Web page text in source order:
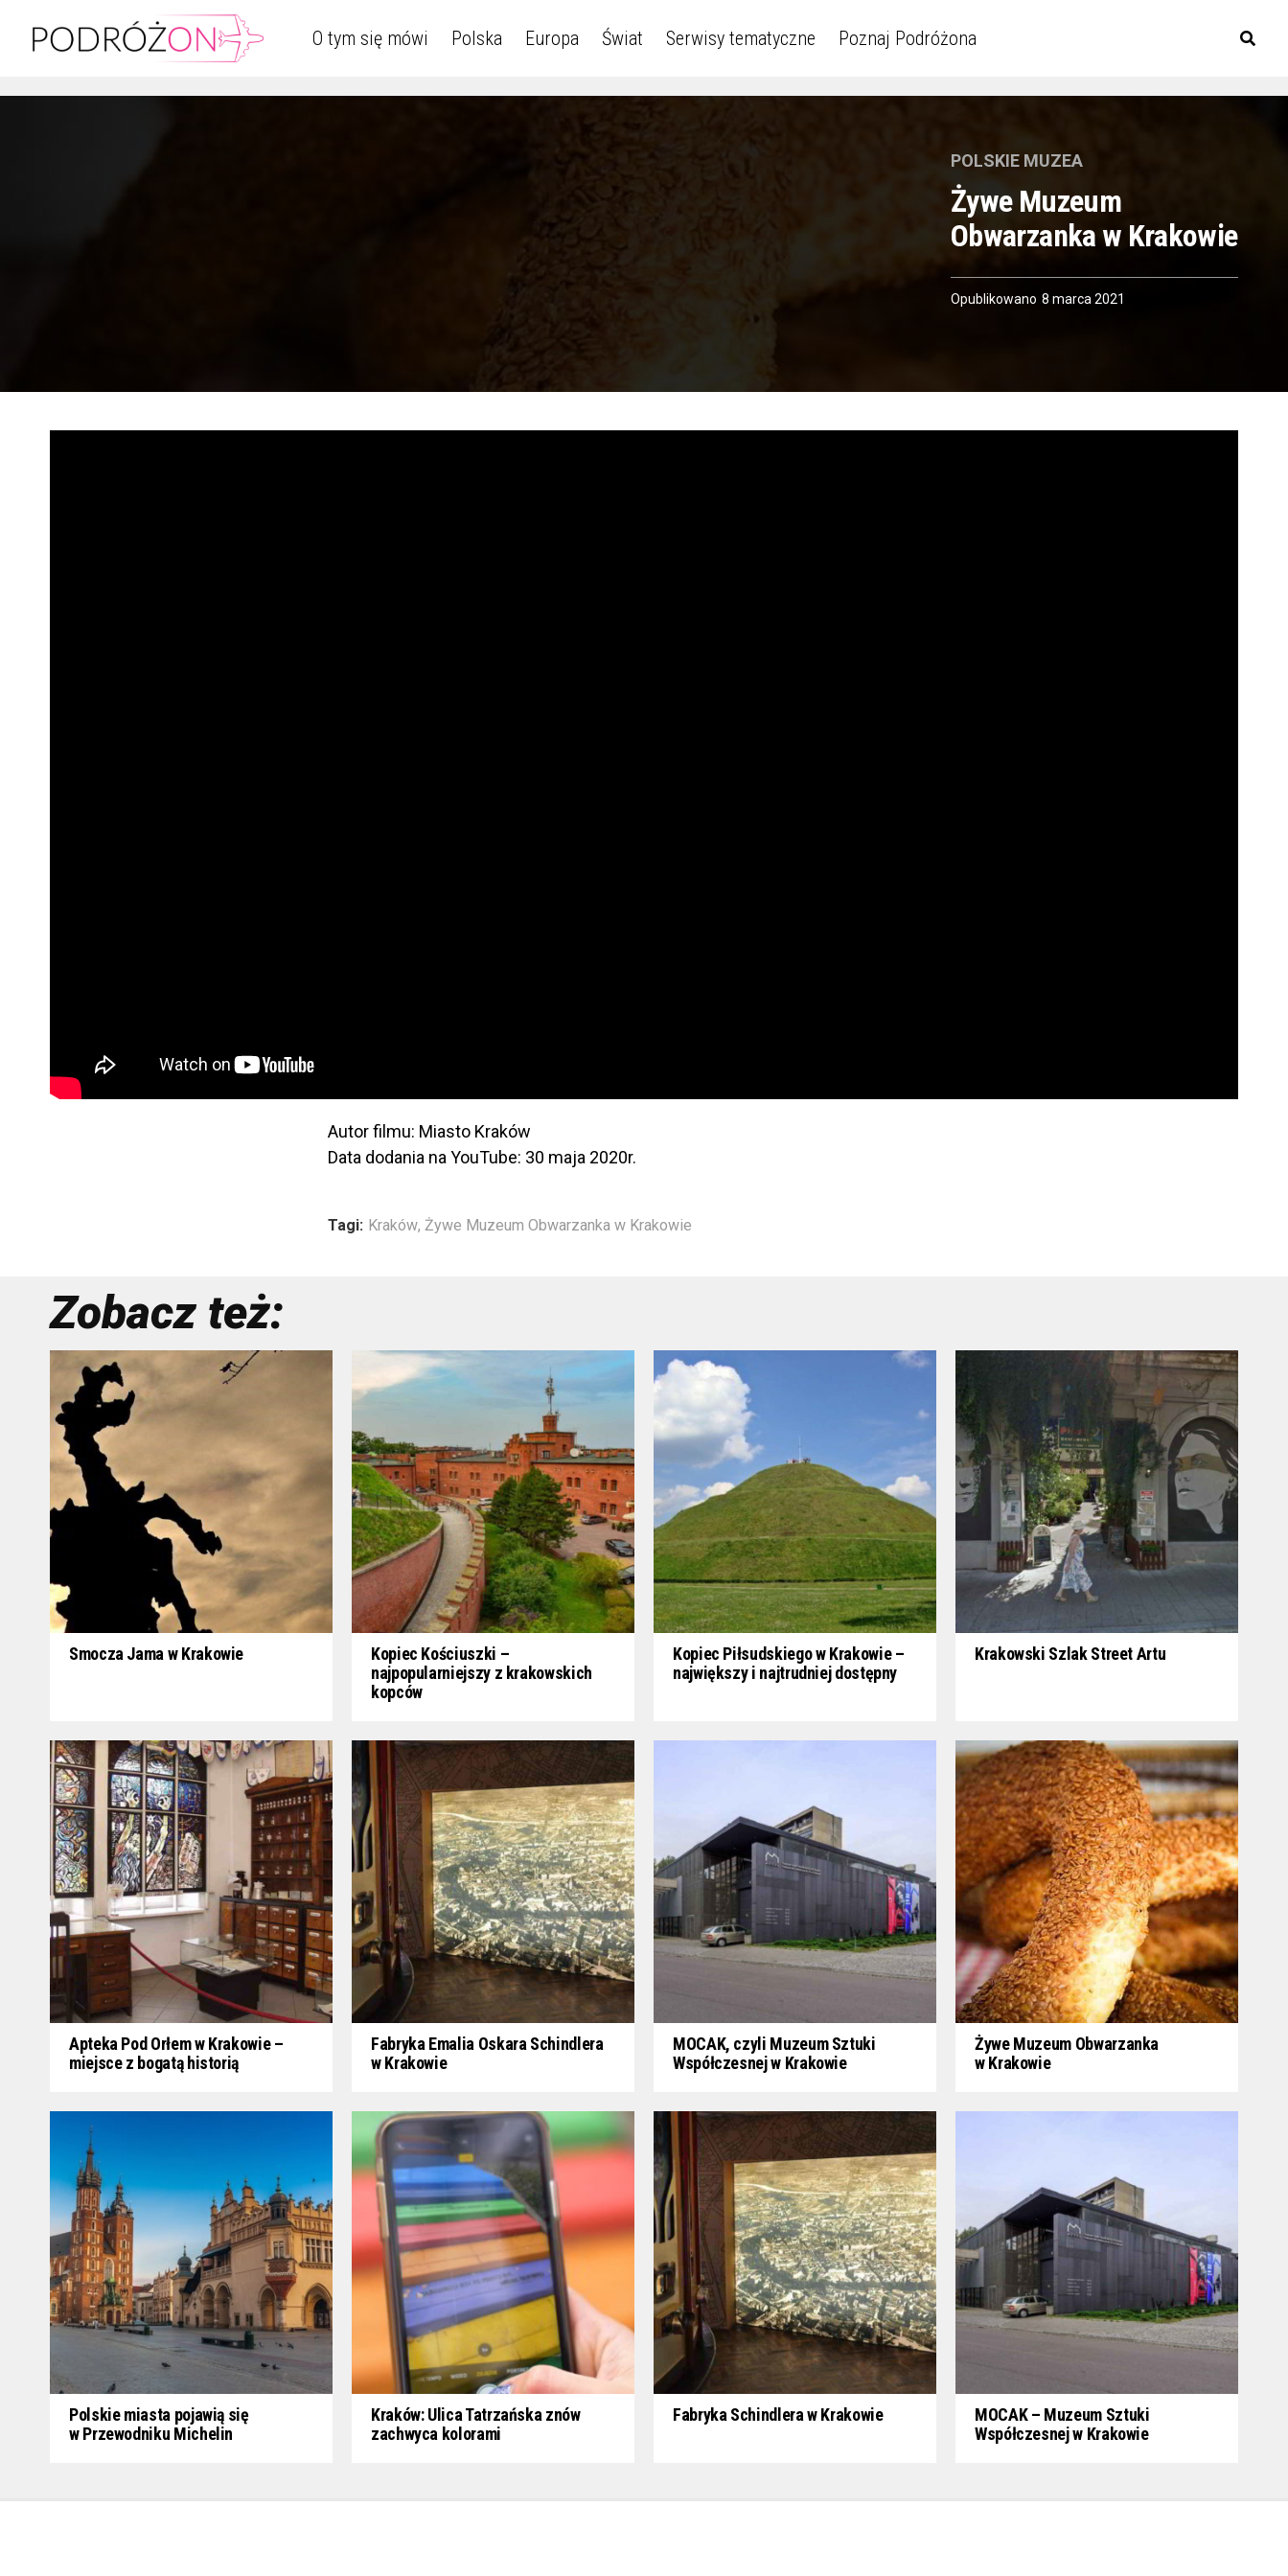
O tym się mówi Polska Europa Świat Serwisy tematyczne Poznaj Podróżona
POLSKIE MUZEA
Żywe Muzeum
Obwarzanka w Krakowie
Opublikowano 8 marca 2021
Autor filmu: Miasto Kraków
Data dodania na YouTube: 30 maja 2020r.
Tagi: Kraków, Żywe Muzeum Obwarzanka w Krakowie
Zobacz też:
Smocza Jama w Krakowie
Kopiec Kościuszki –
najpopularniejszy z krakowskich
kopców
Kopiec Piłsudskiego w Krakowie –
największy i najtrudniej dostępny
Krakowski Szlak Street Artu
Apteka Pod Orłem w Krakowie –
miejsce z bogatą historią
Fabryka Emalia Oskara Schindlera
w Krakowie
MOCAK, czyli Muzeum Sztuki
Współczesnej w Krakowie
Żywe Muzeum Obwarzanka
w Krakowie
Polskie miasta pojawią się
w Przewodniku Michelin
Kraków: Ulica Tatrzańska znów
zachwyca kolorami
Fabryka Schindlera w Krakowie
MOCAK – Muzeum Sztuki
Współczesnej w Krakowie